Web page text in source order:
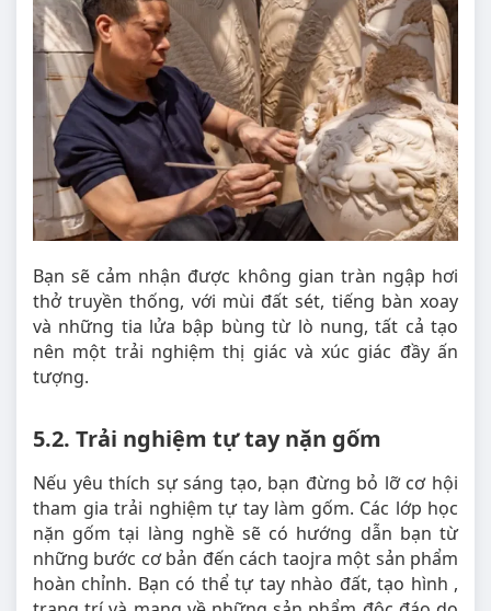
Bạn sẽ cảm nhận được không gian tràn ngập hơi
thở truyền thống, với mùi đất sét, tiếng bàn xoay
và những tia lửa bập bùng từ lò nung, tất cả tạo
nên một trải nghiệm thị giác và xúc giác đầy ấn
tượng.
5.2. Trải nghiệm tự tay nặn gốm
Nếu yêu thích sự sáng tạo, bạn đừng bỏ lỡ cơ hội
tham gia trải nghiệm tự tay làm gốm. Các lớp học
nặn gốm tại làng nghề sẽ có hướng dẫn bạn từ
những bước cơ bản đến cách taojra một sản phẩm
hoàn chỉnh. Bạn có thể tự tay nhào đất, tạo hình ,